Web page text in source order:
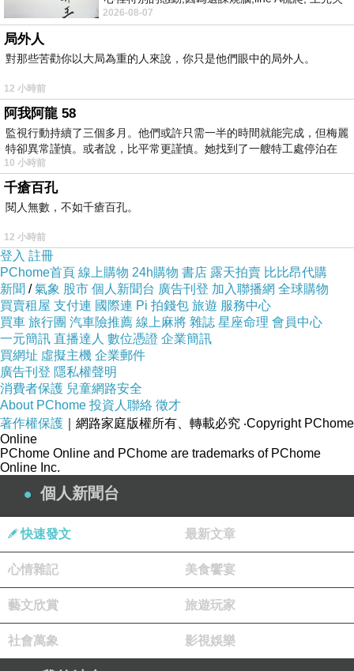
http://www.poxet-60.tw
新聞台Blog小天使
親愛的台長︰
恭喜您！此篇文章圖片極為優質，獲選為本日
熱門圖片，將會出現在新聞台首頁熱門圖片區塊輪
播。請您繼續保持每日撰寫文章的好習慣，期待您
提供讀者更多精采的圖片，加油！
版主回應
謝謝
晚安
2016-08-01 23:31:51
新聞台Blog小天使
2016-08-01 10:16:15
親愛的台長︰
恭喜您！此篇文章極為優質，獲選為本日哈燒
文章，將會出現在新聞台首頁哈燒文章區塊輪播。
請您繼續保持每日撰寫文章的好習慣，期待您提供
讀者更多精采的內容，加油！
版主回應
謝謝
新聞台Blog小天使
晚安
2016-08-01 23:31:36
看更多回應
智課的她,特來傾
2026-08-07
局外人
對那些苦勸你以大局為重的人來說，你只是他們眼中的局外人。
12 小時前
阿我阿龍 58
監視行動持續了三個多月。他們或許只需一半的時間就能完成，但梅麗
特卻異常謹慎。或者說，比平常更謹慎。她找到了一艘特工處停泊在
10 小時前
千瘡百孔
閱人無數，不如千瘡百孔。
12 小時前
登入 註冊
PChome首頁 線上購物 24h購物 書店 露天拍賣 比比昂代購
新聞 /氣象 股市 個人新聞台 廣告刊登 加入聯播網 全球購物
買賣租屋 支付連 國際連 Pi 拍錢包 旅遊 服務中心
買車 旅行團 汽車險推薦 線上麻將 雜誌 星座命理 會員中心
一元簡訊 直播達人 數位憑證 企業簡訊
買網址 虛擬主機 企業郵件
廣告刊登 隱私權聲明
消費者保護 兒童網路安全
About PChome 投資人聯絡 徵才
著作權保護 ｜網路家庭版權所有、轉載必究 ‧Copyright PChome
Online
PChome Online and PChome are trademarks of PChome
Online Inc.
個人新聞台
快速發文 最新文章
心情雜記 美食饗宴
藝文欣賞 旅遊玩家
社會萬象 影視娛樂